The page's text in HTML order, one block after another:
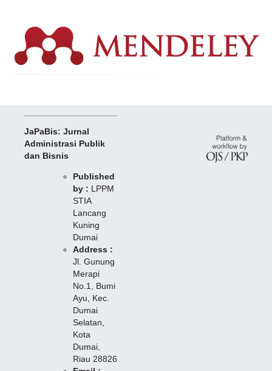
JaPaBis: Jurnal
Administrasi Publik
dan Bisnis
Published
by : LPPM
STIA
Lancang
Kuning
Dumai
Address :
Jl. Gunung
Merapi
No.1, Bumi
Ayu, Kec.
Dumai
Selatan,
Kota
Dumai,
Riau 28826